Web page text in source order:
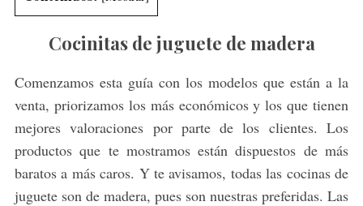
Cocinitas de juguete de madera
Comenzamos esta guía con los modelos que están a la
venta, priorizamos los más económicos y los que tienen
mejores valoraciones por parte de los clientes. Los
productos que te mostramos están dispuestos de más
baratos a más caros. Y te avisamos, todas las cocinas de
juguete son de madera, pues son nuestras preferidas. Las